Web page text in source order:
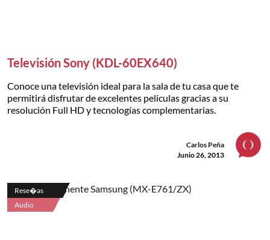
Televisión Sony (KDL-60EX640)
Conoce una televisión ideal para la sala de tu casa que te
permitirá disfrutar de excelentes películas gracias a su
resolución Full HD y tecnologías complementarias.
Carlos Peña
Junio 26, 2013
Rese�as
Audio